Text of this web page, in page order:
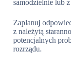
samodzielnie lub
Zaplanuj
z należytą
potencjalnych
rozrządu.